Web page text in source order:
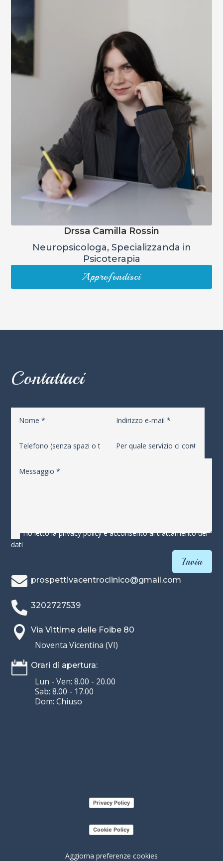
Drssa Camilla Rossin
Neuropsicologa, Specializzanda in
Psicoterapia
Approfondisci
Contattaci
 prospettivacentroclinico@gmail.com
 3202727539
 Via Vittime delle Foibe 80
Noventa Vicentina (VI)
 Orari di apertura:
Lun - Ven: 8.00 - 20.00
Sab: 8.00 - 17.00
Dom: Chiuso
Ho letto la privacy policy e acconsento al trattamento dei
dati
Invia
Privacy Policy
Cookie Policy
Aggiorna preferenze cookies